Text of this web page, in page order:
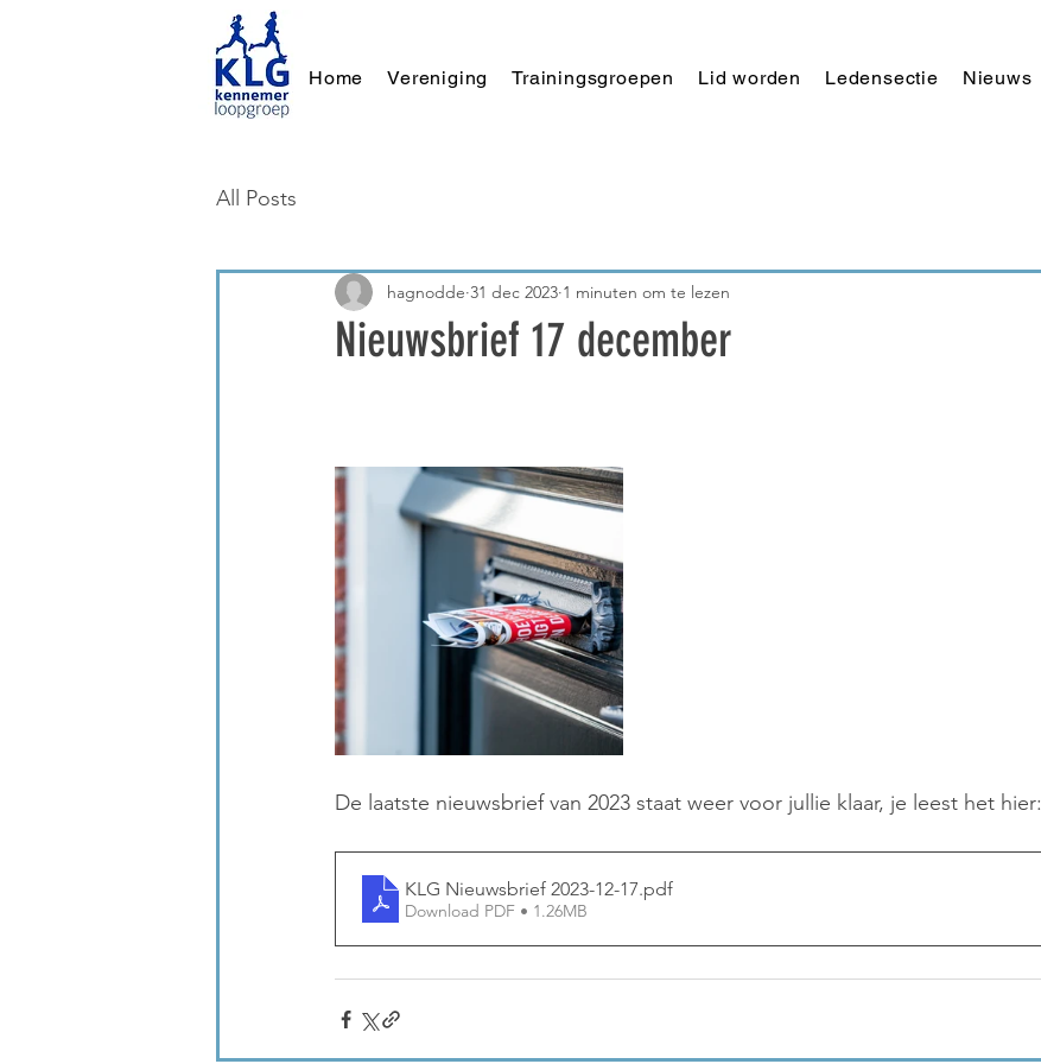
Home Vereniging Trainingsgroepen Lid worden Ledensectie Nieuws
All Posts
Nieuwsbrief 17 december
hagnodde 31 dec 2023 1 minuten om te lezen
De laatste nieuwsbrief van 2023 staat weer voor jullie klaar, je leest het hier:
KLG Nieuwsbrief 2023-12-17.pdf
Download PDF • 1.26MB